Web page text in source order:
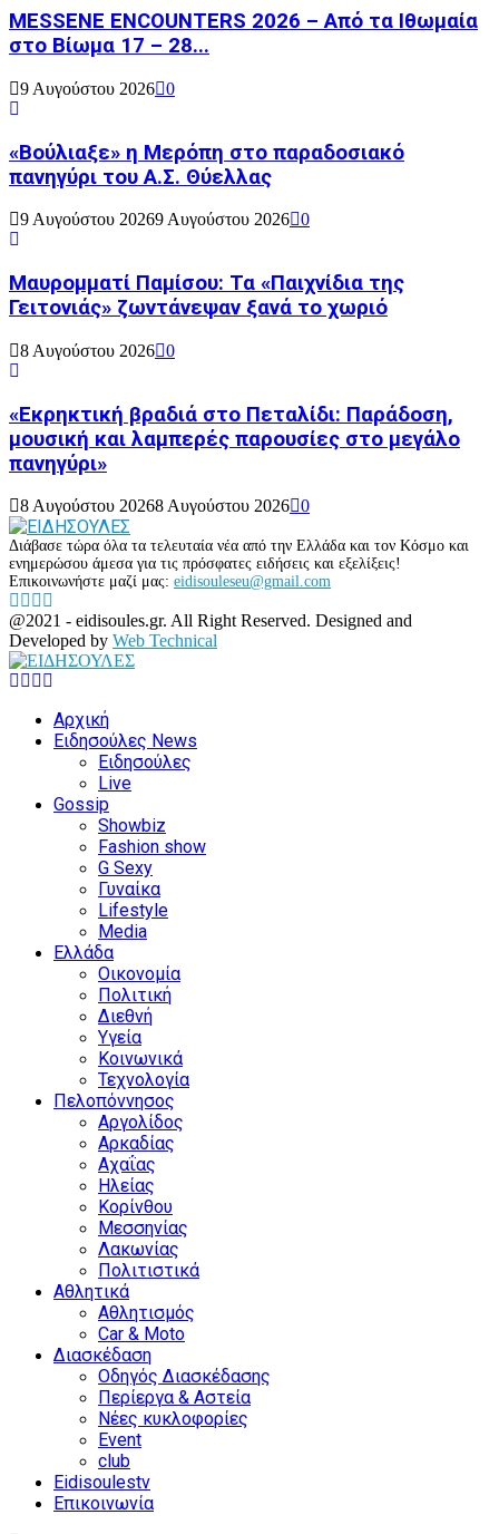
MESSENE ENCOUNTERS 2026 – Από τα Ιθωμαία
στο Βίωμα 17 – 28...
9 Αυγούστου 2026 0
«Βούλιαξε» η Μερόπη στο παραδοσιακό
πανηγύρι του Α.Σ. Θύελλας
9 Αυγούστου 20269 Αυγούστου 2026 0
Μαυρομματί Παμίσου: Τα «Παιχνίδια της
Γειτονιάς» ζωντάνεψαν ξανά το χωριό
8 Αυγούστου 2026 0
«Εκρηκτική βραδιά στο Πεταλίδι: Παράδοση,
μουσική και λαμπερές παρουσίες στο μεγάλο
πανηγύρι»
8 Αυγούστου 20268 Αυγούστου 2026 0
Διάβασε τώρα όλα τα τελευταία νέα από την Ελλάδα και τον Κόσμο και
ενημερώσου άμεσα για τις πρόσφατες ειδήσεις και εξελίξεις!
Επικοινωνήστε μαζί μας: eidisouleseu@gmail.com
Facebook
Twitter
Instagram
@2021 - eidisoules.gr. All Right Reserved. Designed and
Developed by Web Technical
Facebook
Twitter
Instagram
Αρχική
Ειδησούλες News
Ειδησούλες
Live
Gossip
Showbiz
Fashion show
G Sexy
Γυναίκα
Lifestyle
Media
Ελλάδα
Οικονομία
Πολιτική
Διεθνή
Υγεία
Κοινωνικά
Τεχνολογία
Πελοπόννησος
Αργολίδος
Αρκαδίας
Αχαΐας
Ηλείας
Κορίνθου
Μεσσηνίας
Λακωνίας
Πολιτιστικά
Αθλητικά
Αθλητισμός
Car & Moto
Διασκέδαση
Οδηγός Διασκέδασης
Περίεργα & Αστεία
Νέες κυκλοφορίες
Event
club
Eidisoulestv
Επικοινωνία